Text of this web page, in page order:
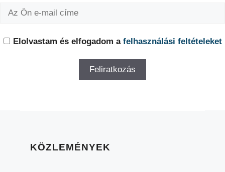
Elolvastam és elfogadom a felhasználási feltételeket
KÖZLEMÉNYEK